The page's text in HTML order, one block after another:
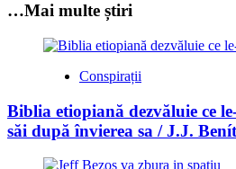
…Mai multe știri
Conspirații
Biblia etiopiană dezvăluie ce
săi după învierea sa / J.J.